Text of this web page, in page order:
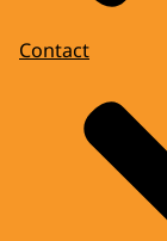
Contact